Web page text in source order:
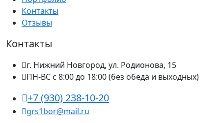
Контакты
Отзывы
Контакты
г. Нижний Новгород, ул. Родионова, 15
ПН-ВС с 8:00 до 18:00 (без обеда и выходных)
+7 (930) 238-10-20
grs1bor@mail.ru